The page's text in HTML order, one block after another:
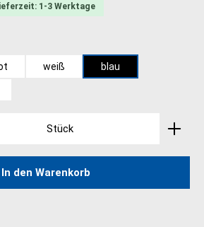
1-3 Werktage
weiß blau
den gewünschten Wert ein
Stück
In den Warenkorb